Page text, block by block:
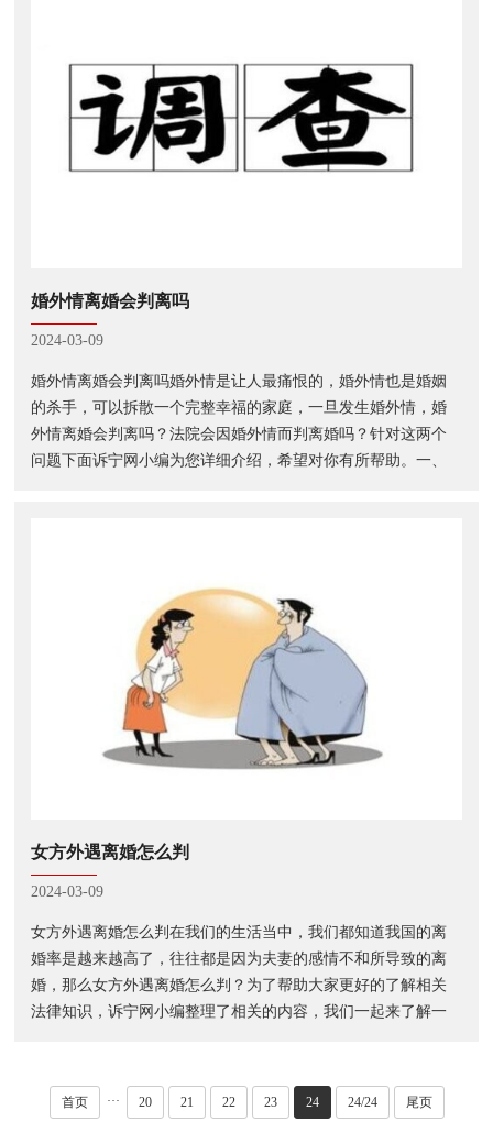
婚外情离婚会判离吗
2024-03-09
婚外情离婚会判离吗婚外情是让人最痛恨的，婚外情也是婚姻
的杀手，可以拆散一个完整幸福的家庭，一旦发生婚外情，婚
外情离婚会判离吗？法院会因婚外情而判离婚吗？针对这两个
问题下面诉宁网小编为您详细介绍，希望对你有所帮助。一、
女方外遇离婚怎么判
2024-03-09
女方外遇离婚怎么判在我们的生活当中，我们都知道我国的离
婚率是越来越高了，往往都是因为夫妻的感情不和所导致的离
婚，那么女方外遇离婚怎么判？为了帮助大家更好的了解相关
法律知识，诉宁网小编整理了相关的内容，我们一起来了解一
首页 ··· 20 21 22 23 24 24/24 尾页